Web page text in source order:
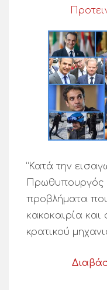
“Κατά την
Πρωθυπουργός
προβλήματα
κακοκαιρία και
κρατικού